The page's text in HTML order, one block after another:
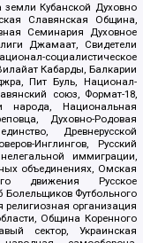
земли Кубанской Духовно
Славянская Община,
Семинария Духовное
Джамаат, Свидетели
социалистическое
Кабарды, Балкарии
Пит Буль, Национал-
союз, Формат-18,
Национальная
Духовно-Родовая
Древнерусской
Инглингов, Русский
иммиграции,
объединениях, Омская
движения Русское
Болельщиков Футбольного
организация
Община Коренного
сектор, Украинская